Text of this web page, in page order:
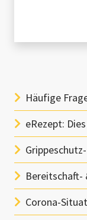
Häufige
eRezept:
Corona-